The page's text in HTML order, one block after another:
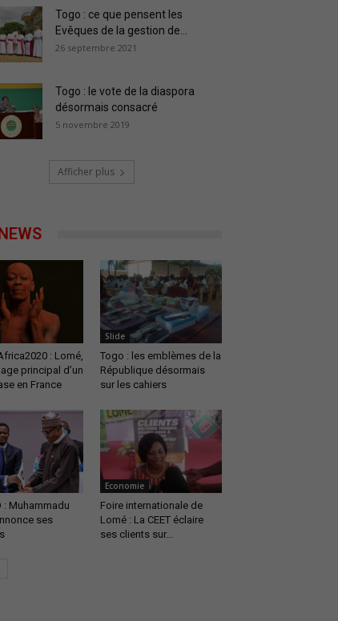
Togo : ce que pensent les
Evêques de la gestion de...
26 septembre 2021
Togo : le vote de la diaspora
désormais consacré
5 novembre 2019
Afficher plus
: Lomé,
principal d’un
en France
Slide
Togo : les emblèmes de la
République désormais
sur les cahiers
: Muhammadu
ses
Economie
Foire internationale de
Lomé : La CEET éclaire
ses clients sur...